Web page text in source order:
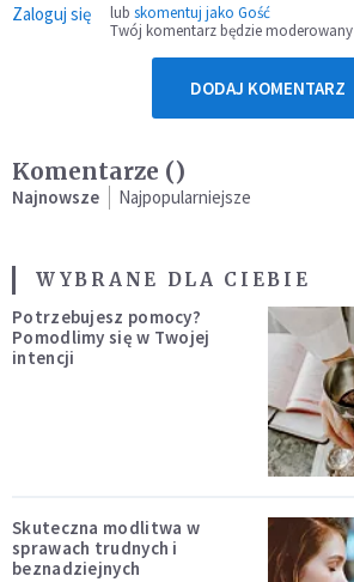
Zaloguj się lub skomentuj jako Gość
Twój komentarz będzie moderowany
DODAJ KOMENTARZ
Komentarze ()
Najnowsze Najpopularniejsze
WYBRANE DLA CIEBIE
Potrzebujesz pomocy?
Pomodlimy się w Twojej
intencji
Skuteczna modlitwa w
sprawach trudnych i
beznadziejnych